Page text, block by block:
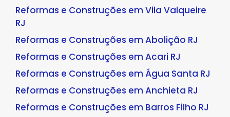
Reformas e Construções em Vila Valqueire
RJ
Reformas e Construções em Abolição RJ
Reformas e Construções em Acari RJ
Reformas e Construções em Água Santa RJ
Reformas e Construções em Anchieta RJ
Reformas e Construções em Barros Filho RJ